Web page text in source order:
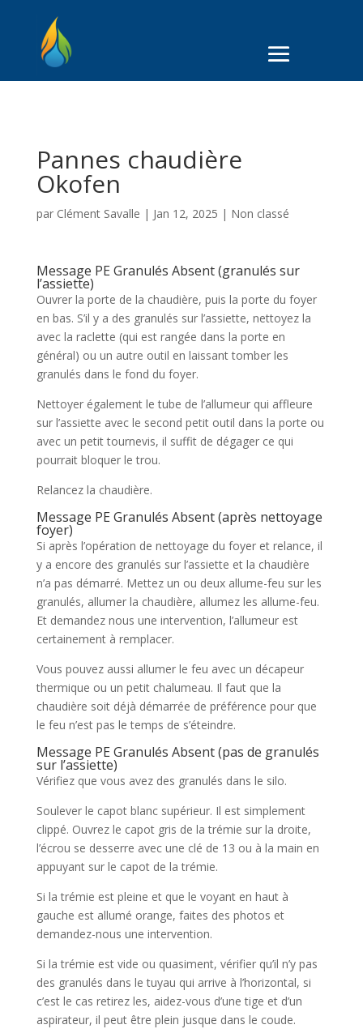
Pannes chaudière
Okofen
par Clément Savalle | Jan 12, 2025 | Non classé
Message PE Granulés Absent (granulés sur
l’assiette)
Ouvrer la porte de la chaudière, puis la porte du foyer
en bas. S’il y a des granulés sur l’assiette, nettoyez la
avec la raclette (qui est rangée dans la porte en
général) ou un autre outil en laissant tomber les
granulés dans le fond du foyer.
Nettoyer également le tube de l’allumeur qui affleure
sur l’assiette avec le second petit outil dans la porte ou
avec un petit tournevis, il suffit de dégager ce qui
pourrait bloquer le trou.
Relancez la chaudière.
Message PE Granulés Absent (après nettoyage
foyer)
Si après l’opération de nettoyage du foyer et relance, il
y a encore des granulés sur l’assiette et la chaudière
n’a pas démarré. Mettez un ou deux allume-feu sur les
granulés, allumer la chaudière, allumez les allume-feu.
Et demandez nous une intervention, l’allumeur est
certainement à remplacer.
Vous pouvez aussi allumer le feu avec un décapeur
thermique ou un petit chalumeau. Il faut que la
chaudière soit déjà démarrée de préférence pour que
le feu n’est pas le temps de s’éteindre.
Message PE Granulés Absent (pas de granulés
sur l’assiette)
Vérifiez que vous avez des granulés dans le silo.
Soulever le capot blanc supérieur. Il est simplement
clippé. Ouvrez le capot gris de la trémie sur la droite,
l’écrou se desserre avec une clé de 13 ou à la main en
appuyant sur le capot de la trémie.
Si la trémie est pleine et que le voyant en haut à
gauche est allumé orange, faites des photos et
demandez-nous une intervention.
Si la trémie est vide ou quasiment, vérifier qu’il n’y pas
des granulés dans le tuyau qui arrive à l’horizontal, si
c’est le cas retirez les, aidez-vous d’une tige et d’un
aspirateur, il peut être plein jusque dans le coude.